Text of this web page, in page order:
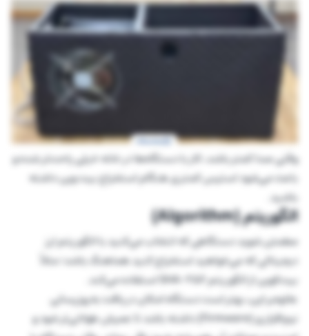
وقتی صدا کمتر باشد، کار با دستگاه‌ها در خانه خیلی راحت‌تر شده و
باعث می‌شود استرس کمتری هنگام استخراج بیت‌ وین داشته
باشید.
الگوریتم (Algorithm)
مطمئن شوید دستگاهی که انتخاب می‌کنید با الگوریتم ارز
دیجیتالی که می‌خواهید استخراج کنید هماهنگ باشد؛ مثلاً
بیت‌کوین از الگوریتم SHA-256 استفاده می‌کند.
علاوه‌بر این، بهتر است دستگاه امکان دریافت به‌روزرسانی
نرم‌افزاری (Firmware) داشته باشد تا عمرش طولانی‌تر شود و